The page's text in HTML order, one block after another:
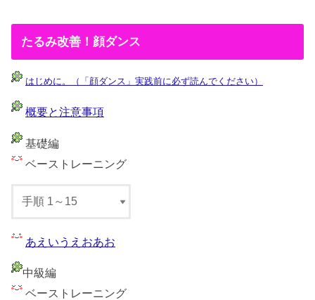
たるみ改善！顔ダンス
はじめに。（「顔ダンス」実践前に必ず読んでください）
概要と注意事項
基礎編
ベーストレーニング
あえいうえおあお
中級編
ベーストレーニング